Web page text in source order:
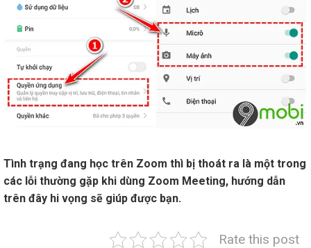
Tình trạng đang học trên Zoom thì bị thoát ra là một trong
các lỗi thường gặp khi dùng Zoom Meeting, hướng dẫn
trên đây hi vọng sẽ giúp được bạn.
Rate this post